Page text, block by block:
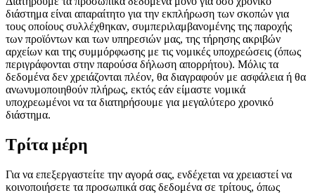
διάστημα είναι απαραίτητο για την εκπλήρωση των σκοπών για
τους οποίους συλλέχθηκαν, συμπεριλαμβανομένης της παροχής
των προϊόντων και των υπηρεσιών μας, της τήρησης ακριβών
αρχείων και της συμμόρφωσης με τις νομικές υποχρεώσεις (όπως
περιγράφονται στην παρούσα δήλωση απορρήτου). Μόλις τα
δεδομένα δεν χρειάζονται πλέον, θα διαγραφούν με ασφάλεια ή θα
ανωνυμοποιηθούν πλήρως, εκτός εάν είμαστε νομικά
υποχρεωμένοι να τα διατηρήσουμε για μεγαλύτερο χρονικό
διάστημα.
Τρίτα μέρη
Για να επεξεργαστείτε την αγορά σας, ενδέχεται να χρειαστεί να
κοινοποιήσετε τα προσωπικά σας δεδομένα σε τρίτους, όπως